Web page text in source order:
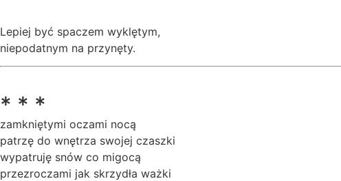
Lepiej być spaczem wyklętym,
niepodatnym na przynęty.
* * *
zamkniętymi oczami nocą
patrzę do wnętrza swojej czaszki
wypatruję snów co migocą
przezroczami jak skrzydła ważki